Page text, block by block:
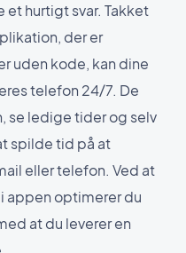
hurtigt svar. Takket
der er
uden kode, kan dine
telefon 24/7. De
se ledige tider og selv
spilde tid på at
eller telefon. Ved at
appen optimerer du
at du leverer en